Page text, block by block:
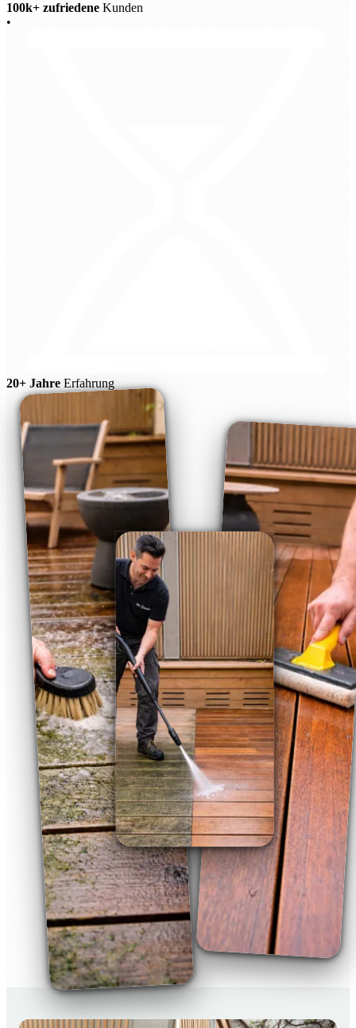
100k+ zufriedene Kunden
•
20+ Jahre Erfahrung